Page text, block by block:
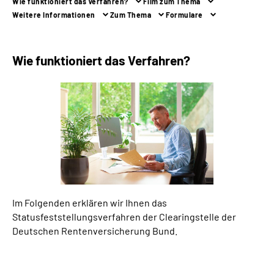
Language
Leichte Sprache
Mein Kundenportal
Weitere Informationen
Zum Thema Formulare
Wie funktioniert das Verfahren?
Im Folgenden erklären wir Ihnen das
Statusfeststellungsverfahren der Clearingstelle der
Deutschen Rentenversicherung Bund.